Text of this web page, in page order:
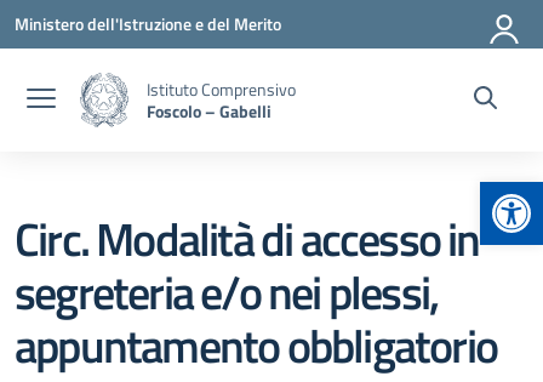
Vai ai contenuti
Vai al menu di navigazione
Vai al footer
Ministero dell'Istruzione e del Merito
Istituto Comprensivo
Foscolo – Gabelli
Circ. Modalità di accesso in
segreteria e/o nei plessi,
appuntamento obbligatorio